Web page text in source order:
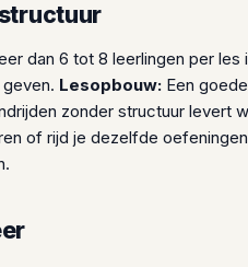
dan 6 tot 8 leerlingen per
Lesopbouw: Een
zonder structuur levert
of rijd je dezelfde